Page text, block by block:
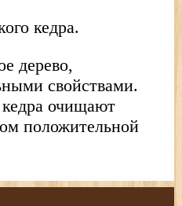
кедра.
дерево,
свойствами.
очищают
положительной